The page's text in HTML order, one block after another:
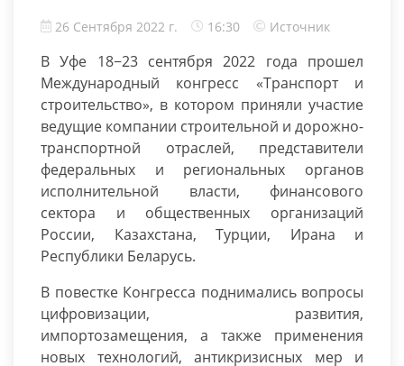
26 Сентября 2022 г. 16:30 Источник
В Уфе 18−23 сентября 2022 года прошел
Международный конгресс «Транспорт и
строительство», в котором приняли участие
ведущие компании строительной и дорожно-
транспортной отраслей, представители
федеральных и региональных органов
исполнительной власти, финансового
сектора и общественных организаций
России, Казахстана, Турции, Ирана и
Республики Беларусь.
В повестке Конгресса поднимались вопросы
цифровизации, развития,
импортозамещения, а также применения
новых технологий, антикризисных мер и